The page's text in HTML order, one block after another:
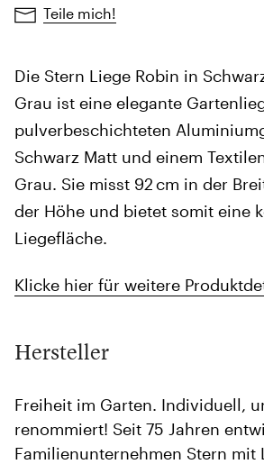
Teile mich!
Die Stern Liege Robin in
Grau ist eine elegante
pulverbeschichteten
Schwarz Matt und einem
Grau. Sie misst 92 cm in der
der Höhe und bietet somit eine
Liegefläche.
Klicke hier für weitere
Hersteller
Freiheit im Garten. Individuell,
renommiert! Seit 75 Jahren
Familienunternehmen Stern mit